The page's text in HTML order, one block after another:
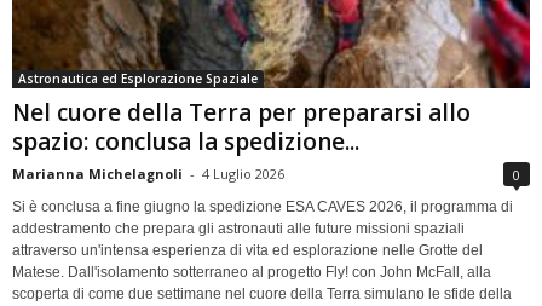
Astronautica ed Esplorazione Spaziale
Nel cuore della Terra per prepararsi allo
spazio: conclusa la spedizione...
Marianna Michelagnoli - 4 Luglio 2026 0
Si è conclusa a fine giugno la spedizione ESA CAVES 2026, il programma di
addestramento che prepara gli astronauti alle future missioni spaziali
attraverso un'intensa esperienza di vita ed esplorazione nelle Grotte del
Matese. Dall'isolamento sotterraneo al progetto Fly! con John McFall, alla
scoperta di come due settimane nel cuore della Terra simulano le sfide della